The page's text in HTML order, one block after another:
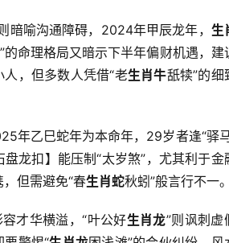
暗喻沟通障碍，2024年甲辰龙年， 生
命理格局又暗示下半年偏财机遇，建
，但多数人凭借“老生肖牛舐犊”的细
年乙巳蛇年为本命年，29岁者逢“驿
龙扣】能压制“太岁煞”，尤其利于金
但需避免“春生肖蛇秋蚓”般言行不一。
容才华横溢，“叶公好生肖龙”则讽刺虚